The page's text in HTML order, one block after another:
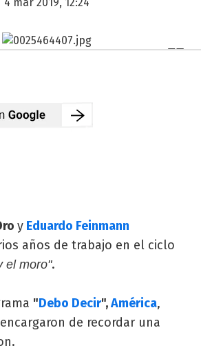
y Eduardo Feinmann
años de trabajo en el ciclo
el moro".
"Debo Decir",América,
de recordar una